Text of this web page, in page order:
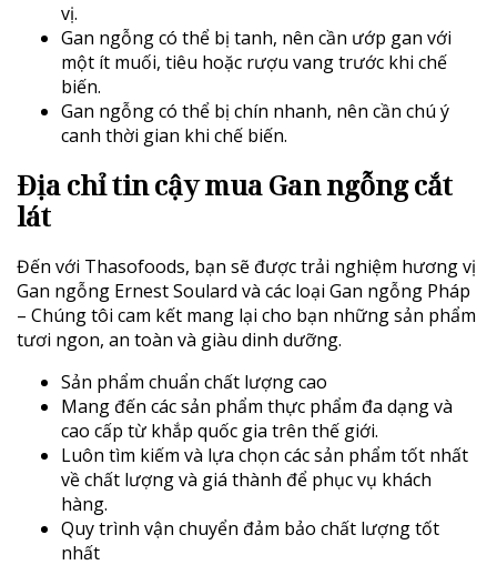
vị.
Gan ngỗng có thể bị tanh, nên cần ướp gan với
một ít muối, tiêu hoặc rượu vang trước khi chế
biến.
Gan ngỗng có thể bị chín nhanh, nên cần chú ý
canh thời gian khi chế biến.
Địa chỉ tin cậy mua Gan ngỗng cắt
lát
Đến với Thasofoods, bạn sẽ được trải nghiệm hương vị
Gan ngỗng Ernest Soulard và các loại Gan ngỗng Pháp
– Chúng tôi cam kết mang lại cho bạn những sản phẩm
tươi ngon, an toàn và giàu dinh dưỡng.
Sản phẩm chuẩn chất lượng cao
Mang đến các sản phẩm thực phẩm đa dạng và
cao cấp từ khắp quốc gia trên thế giới.
Luôn tìm kiếm và lựa chọn các sản phẩm tốt nhất
về chất lượng và giá thành để phục vụ khách
hàng.
Quy trình vận chuyển đảm bảo chất lượng tốt
nhất